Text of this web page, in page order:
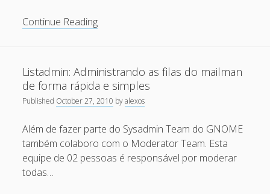
[Capacite] Linux – Conceitos Básicos
Recent Comments
Maicon Fonseca Zanco onProtegendo a console
administrativa contra ataques de brute force
alexosonProtegendo a console administrativa contra
ataques de brute force
Gilson Camelo
on
Protegendo a console administrativa
Continue ReadingAlta
segurança
com
Nginx
e
Naxsi
Listadmin: Administrando as filas do mailman
de forma rápida e simples
Published October 27, 2010 byalexos
Além de fazer parte do Sysadmin Team do GNOME
também colaboro com o Moderator Team. Esta
equipe de 02 pessoas é responsável por moderar
todas…